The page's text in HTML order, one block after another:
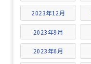
2023年12月
2023年9月
2023年6月